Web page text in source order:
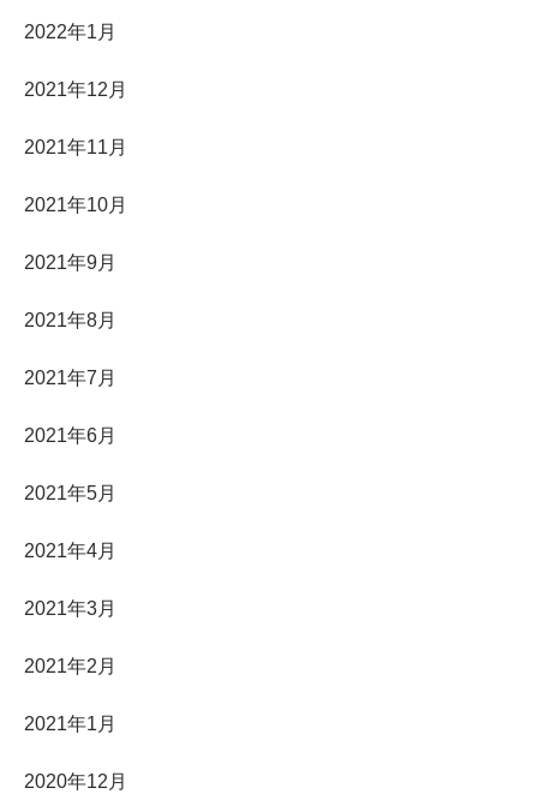
2022年1月
2021年12月
2021年11月
2021年10月
2021年9月
2021年8月
2021年7月
2021年6月
2021年5月
2021年4月
2021年3月
2021年2月
2021年1月
2020年12月